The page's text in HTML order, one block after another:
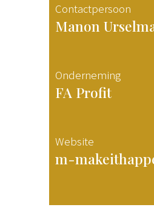
Contactpersoon
Manon
Onderneming
FA Profit
Website
m-